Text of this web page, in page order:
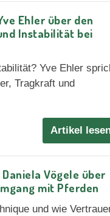
Ehler über den
Instabilität bei
Yve Ehler
Tragkraft und
Artikel
Vögele über
mit Pferden
und wie